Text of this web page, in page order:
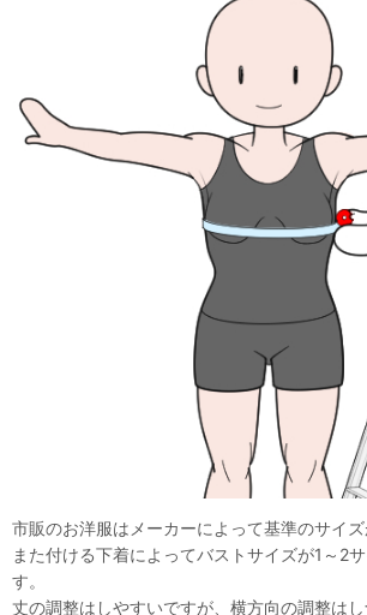
市販のお洋服はメーカーによって基準のサイズ
また付ける下着によってバストサイズが1～2
す。
丈の調整はしやすいですが、横方向の調整は